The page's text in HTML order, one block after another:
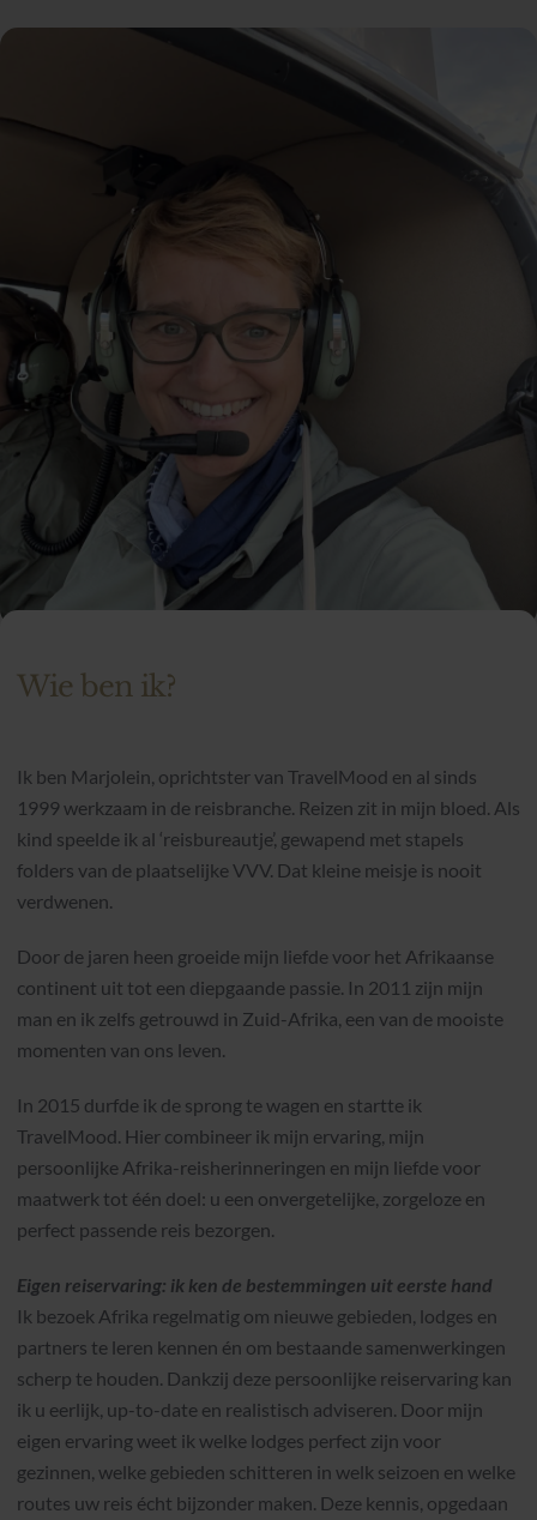
Wie ben ik?
Ik ben Marjolein, oprichtster van TravelMood en al sinds
1999 werkzaam in de reisbranche. Reizen zit in mijn bloed. Als
kind speelde ik al ‘reisbureautje’, gewapend met stapels
folders van de plaatselijke VVV. Dat kleine meisje is nooit
verdwenen.
Door de jaren heen groeide mijn liefde voor het Afrikaanse
continent uit tot een diepgaande passie. In 2011 zijn mijn
man en ik zelfs getrouwd in Zuid-Afrika, een van de mooiste
momenten van ons leven.
In 2015 durfde ik de sprong te wagen en startte ik
TravelMood. Hier combineer ik mijn ervaring, mijn
persoonlijke Afrika-reisherinneringen en mijn liefde voor
maatwerk tot één doel: u een onvergetelijke, zorgeloze en
perfect passende reis bezorgen.
Eigen reiservaring: ik ken de bestemmingen uit eerste hand
Ik bezoek Afrika regelmatig om nieuwe gebieden, lodges en
partners te leren kennen én om bestaande samenwerkingen
scherp te houden. Dankzij deze persoonlijke reiservaring kan
ik u eerlijk, up-to-date en realistisch adviseren. Door mijn
eigen ervaring weet ik welke lodges perfect zijn voor
gezinnen, welke gebieden schitteren in welk seizoen en welke
routes uw reis écht bijzonder maken. Deze kennis, opgedaan